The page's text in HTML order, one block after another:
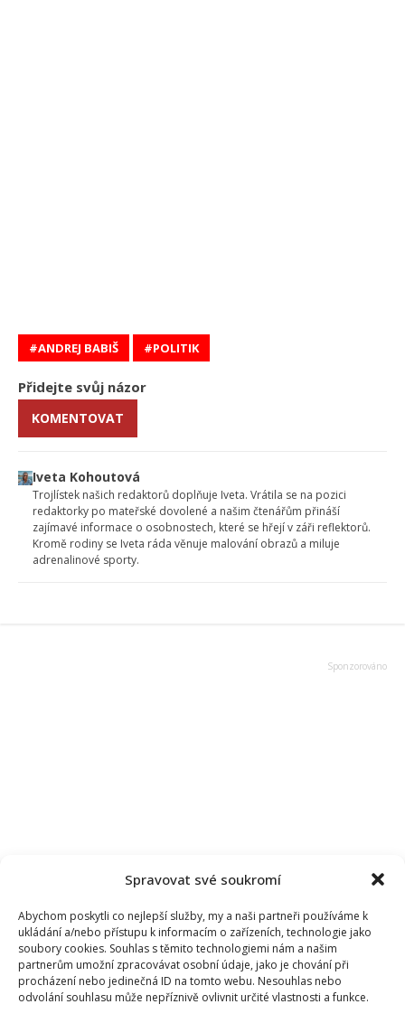
Spravovat své soukromí
Abychom poskytli co nejlepší služby, my a naši partneři používáme k
ukládání a/nebo přístupu k informacím o zařízeních, technologie jako
soubory cookies. Souhlas s těmito technologiemi nám a našim
partnerům umožní zpracovávat osobní údaje, jako je chování při
procházení nebo jedinečná ID na tomto webu. Nesouhlas nebo
odvolání souhlasu může nepříznivě ovlivnit určité vlastnosti a funkce.
ANDREJ BABIŠ POLITIK
Přidejte svůj názor
KOMENTOVAT
Iveta Kohoutová
Trojlístek našich redaktorů doplňuje Iveta. Vrátila se na pozici
redaktorky po mateřské dovolené a našim čtenářům přináší
zajímavé informace o osobnostech, které se hřejí v záři reflektorů.
Kromě rodiny se Iveta ráda věnuje malování obrazů a miluje
adrenalinové sporty.